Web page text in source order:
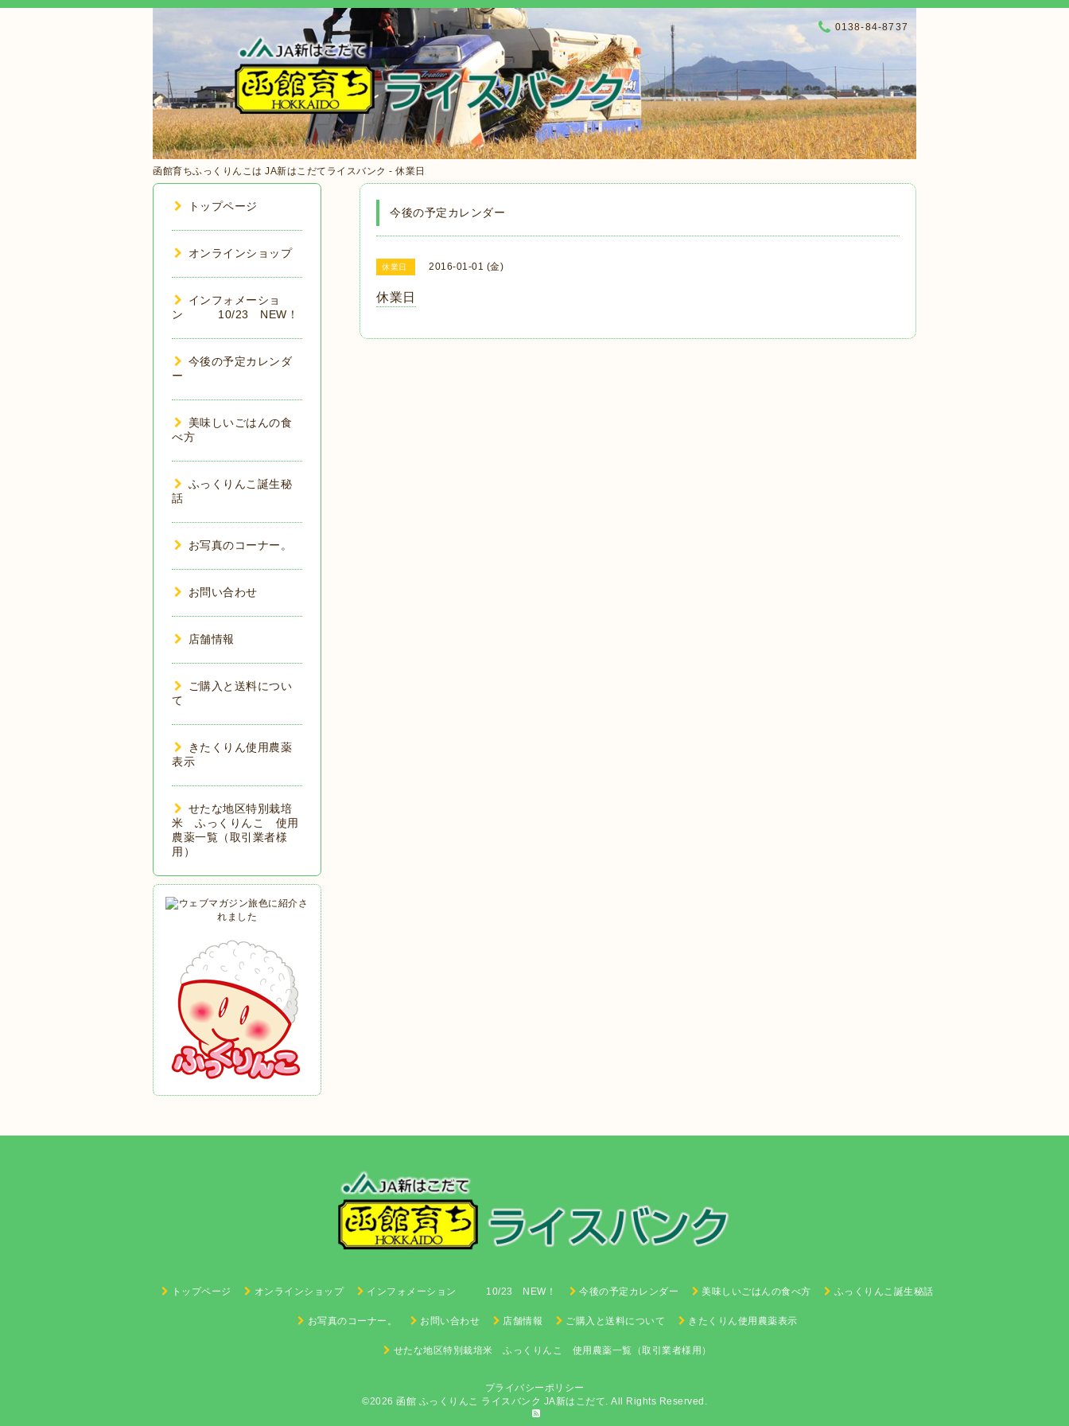
0138-84-8737
函館育ちふっくりんこは JA新はこだてライスバンク - 休業日
今後の予定カレンダー
休業日 2016-01-01 (金)
休業日
トップページ
オンラインショップ
インフォメーショ
ン 10/23 NEW！
今後の予定カレンダ
ー
美味しいごはんの食
べ方
ふっくりんこ誕生秘
話
お写真のコーナー。
お問い合わせ
店舗情報
ご購入と送料につい
て
きたくりん使用農薬
表示
せたな地区特別栽培
米 ふっくりんこ 使用
農薬一覧（取引業者様
用）
トップページ オンラインショップ インフォメーション 10/23 NEW！ 今後の予定カレンダー 美味しいごはんの食べ方 ふっくりんこ誕生秘話
お写真のコーナー。 お問い合わせ 店舗情報 ご購入と送料について きたくりん使用農薬表示
せたな地区特別栽培米 ふっくりんこ 使用農薬一覧（取引業者様用）
プライバシーポリシー
©2026 函館 ふっくりんこ ライスバンク JA新はこだて. All Rights Reserved.